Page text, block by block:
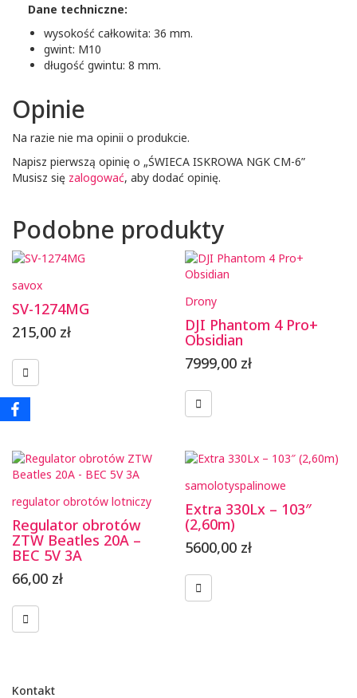
Dane techniczne:
wysokość całkowita: 36 mm.
gwint: M10
długość gwintu: 8 mm.
Opinie
Na razie nie ma opinii o produkcie.
Napisz pierwszą opinię o „ŚWIECA ISKROWA NGK CM-6”
Musisz się zalogować, aby dodać opinię.
Podobne produkty
savox
SV-1274MG
215,00 zł
Drony
DJI Phantom 4 Pro+
Obsidian
7999,00 zł
regulator obrotów lotniczy
Regulator obrotów
ZTW Beatles 20A –
BEC 5V 3A
66,00 zł
samolotyspalinowe
Extra 330Lx – 103″
(2,60m)
5600,00 zł
Kontakt